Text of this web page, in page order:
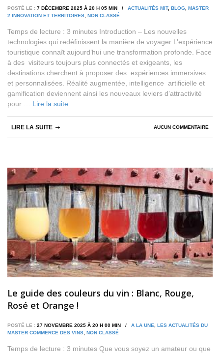
POSTÉ LE : 7 DÉCEMBRE 2025 À 20 H 05 MIN / ACTUALITÉS MIT, BLOG MASTER
2 INNOVATION ET TERRITOIRES NON CLASSÉ
Temps de lecture : 3 minutes Introduction – Les nouvelles
technologies qui redéfinissent la manière de voyager L’expérience
touristique connaît aujourd’hui une transformation profonde. Face
à des visiteurs toujours plus connectés et exigeants, les
destinations cherchent à proposer des expériences immersives
et personnalisées. Réalité augmentée, intelligence artificielle et
gamification deviennent ainsi les nouveaux leviers d’attractivité
pour … Lire la suite
AUCUN COMMENTAIRE
LIRE LA SUITE
Le guide des couleurs du vin : Blanc, Rouge,
Rosé et Orange !
POSTÉ LE : 27 NOVEMBRE 2025 À 20 H 00 MIN / A LA UNE
LES ACTUALITÉS DU
MASTER COMMERCE DES VINS NON CLASSÉ
Temps de lecture : 3 minutes Que vous soyez un amateur ou que